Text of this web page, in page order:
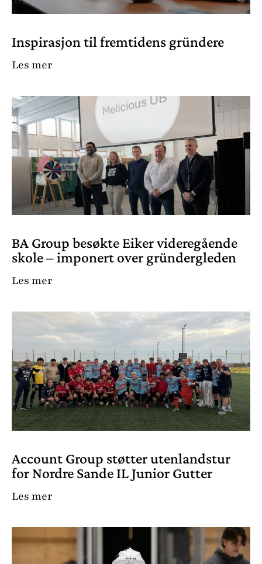
Inspirasjon til fremtidens gründere
Les mer
BA Group besøkte Eiker videregående
skole – imponert over gründergleden
Les mer
Account Group støtter utenlandstur
for Nordre Sande IL Junior Gutter
Les mer